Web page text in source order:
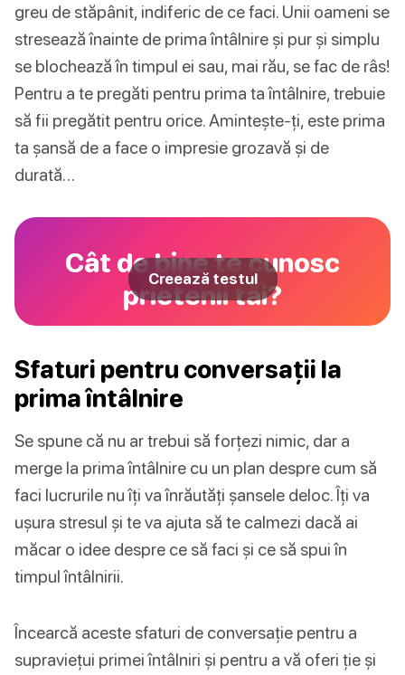
greu de stăpânit, indiferic de ce faci. Unii oameni se
stresează înainte de prima întâlnire și pur și simplu
se blochează în timpul ei sau, mai rău, se fac de râs!
Pentru a te pregăti pentru prima ta întâlnire, trebuie
să fii pregătit pentru orice. Amintește-ți, este prima
ta șansă de a face o impresie grozavă și de
durată…
Cât de bine te cunosc
prietenii tăi?
Creează testul
Sfaturi pentru conversații la
prima întâlnire
Se spune că nu ar trebui să forțezi nimic, dar a
merge la prima întâlnire cu un plan despre cum să
faci lucrurile nu îți va înrăutăți șansele deloc. Îți va
ușura stresul și te va ajuta să te calmezi dacă ai
măcar o idee despre ce să faci și ce să spui în
timpul întâlnirii.
Încearcă aceste sfaturi de conversație pentru a
supraviețui primei întâlniri și pentru a vă oferi ție și